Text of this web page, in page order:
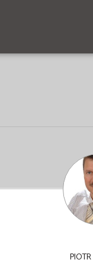
PIOTR